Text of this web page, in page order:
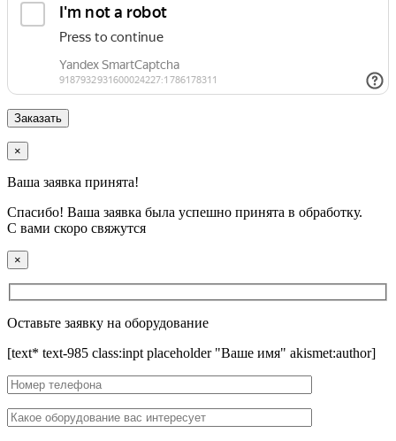
×
Ваша заявка принята!
Спасибо! Ваша заявка была успешно принята в обработку.
С вами скоро свяжутся
×
Оставьте заявку на оборудование
[text* text-985 class:inpt placeholder "Ваше имя" akismet:author]